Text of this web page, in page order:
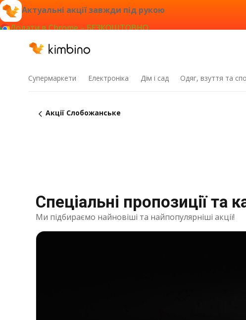
Актуальні акції завжди під рукою
Додати в Chrome – БЕЗКОШТОВНО
Супермаркети Електроніка Дім і сад Одяг, взуття та
Акції Слобожанське
Спеціальні пропозиції
Ми підбираємо найновіші та найпопулярніші акції!